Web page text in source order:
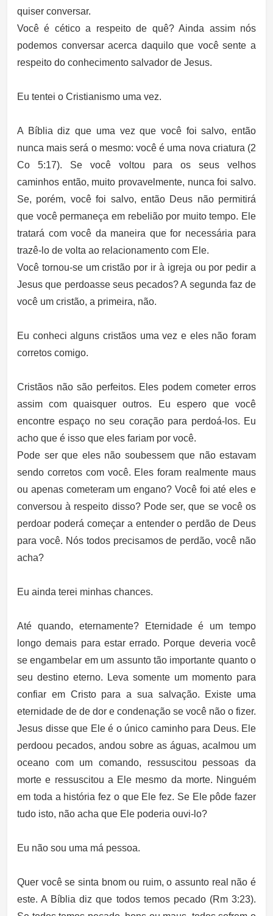
quiser conversar.
Você é cético a respeito de quê? Ainda assim nós
podemos conversar acerca daquilo que você sente a
respeito do conhecimento salvador de Jesus.
Eu tentei o Cristianismo uma vez.
A Bíblia diz que uma vez que você foi salvo, então
nunca mais será o mesmo: você é uma nova criatura (2
Co 5:17). Se você voltou para os seus velhos
caminhos então, muito provavelmente, nunca foi salvo.
Se, porém, você foi salvo, então Deus não permitirá
que você permaneça em rebelião por muito tempo. Ele
tratará com você da maneira que for necessária para
trazê-lo de volta ao relacionamento com Ele.
Você tornou-se um cristão por ir à igreja ou por pedir a
Jesus que perdoasse seus pecados? A segunda faz de
você um cristão, a primeira, não.
Eu conheci alguns cristãos uma vez e eles não foram
corretos comigo.
Cristãos não são perfeitos. Eles podem cometer erros
assim com quaisquer outros. Eu espero que você
encontre espaço no seu coração para perdoá-los. Eu
acho que é isso que eles fariam por você.
Pode ser que eles não soubessem que não estavam
sendo corretos com você. Eles foram realmente maus
ou apenas cometeram um engano? Você foi até eles e
conversou à respeito disso? Pode ser, que se você os
perdoar poderá começar a entender o perdão de Deus
para você. Nós todos precisamos de perdão, você não
acha?
Eu ainda terei minhas chances.
Até quando, eternamente? Eternidade é um tempo
longo demais para estar errado. Porque deveria você
se engambelar em um assunto tão importante quanto o
seu destino eterno. Leva somente um momento para
confiar em Cristo para a sua salvação. Existe uma
eternidade de de dor e condenação se você não o fizer.
Jesus disse que Ele é o único caminho para Deus. Ele
perdoou pecados, andou sobre as águas, acalmou um
oceano com um comando, ressuscitou pessoas da
morte e ressuscitou a Ele mesmo da morte. Ninguém
em toda a história fez o que Ele fez. Se Ele pôde fazer
tudo isto, não acha que Ele poderia ouvi-lo?
Eu não sou uma má pessoa.
Quer você se sinta bnom ou ruim, o assunto real não é
este. A Bíblia diz que todos temos pecado (Rm 3:23).